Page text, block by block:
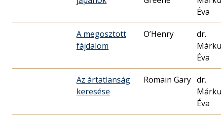
Éva
A megosztott
fájdalom
O’Henry
dr.
Éva
Az ártatlanság
keresése
Romain Gary dr.
Éva